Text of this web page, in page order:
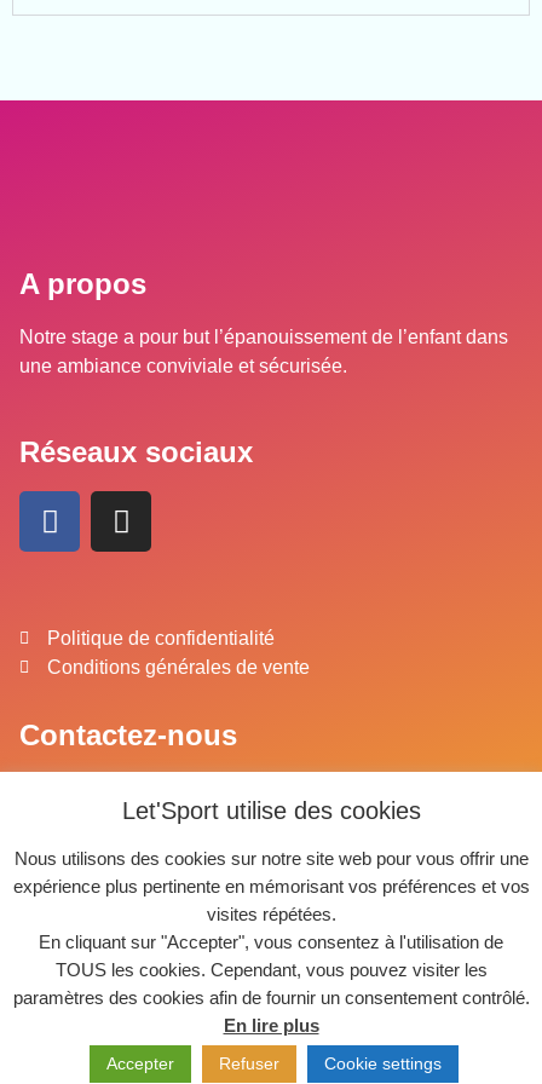
A propos
Notre stage a pour but l’épanouissement de l’enfant dans
une ambiance conviviale et sécurisée.
Réseaux sociaux
Politique de confidentialité
Conditions générales de vente
Contactez-nous
Responsable des stages
E mail :
noam@letsport.be
Copyright 2021 – Let’Sport ASBL –Revoir les cookies
Let'Sport utilise des cookies
Nous utilisons des cookies sur notre site web pour vous offrir une
expérience plus pertinente en mémorisant vos préférences et vos
visites répétées.
En cliquant sur "Accepter", vous consentez à l'utilisation de
TOUS les cookies. Cependant, vous pouvez visiter les
paramètres des cookies afin de fournir un consentement contrôlé.
En lire plus
Accepter Refuser Cookie settings